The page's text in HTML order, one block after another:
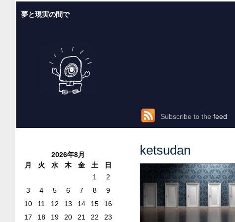
夢と現実の間で
Subscribe to the feed
2026年8月
月
火 水 木 金 土
日
1
2
3
4 5 6 7 8
9
10
11 12 13 14 15
16
17
18 19 20 21 22 23
ketsudan